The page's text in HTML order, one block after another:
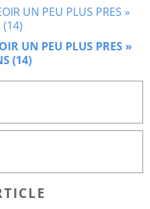
UN PEU PLUS PRES »
(14)